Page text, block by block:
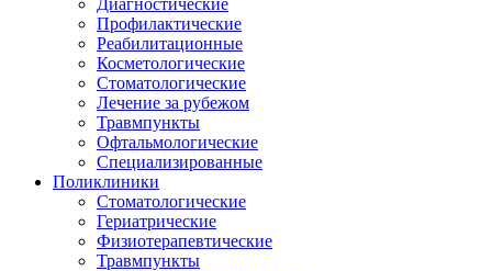
Диагностические
Профилактические
Реабилитационные
Косметологические
Стоматологические
Лечение за рубежом
Травмпункты
Офтальмологические
Специализированные
Поликлиники
Стоматологические
Гериатрические
Физиотерапевтические
Травмпункты